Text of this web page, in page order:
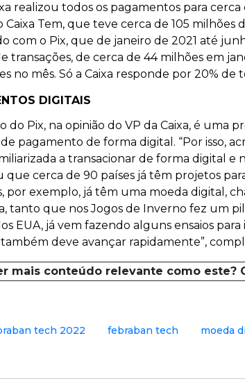
realizou todos os pagamentos para
Caixa Tem, que teve cerca de 105
com o Pix, que de janeiro de 2021 até
transações, de cerca de 44 milhões em
no mês. Só a Caixa responde por 20% de
DIGITAIS
do Pix, na opinião do VP da Caixa, é
de pagamento de forma digital. “Por isso,
a transacionar de forma digital e
que cerca de 90 países já têm projetos
por exemplo, já têm uma moeda digital,
tanto que nos Jogos de Inverno fez um
EUA, já vem fazendo alguns ensaios
também deve avançar rapidamente”,
mais conteúdo relevante como este?
tech 2022 febraban tech moeda